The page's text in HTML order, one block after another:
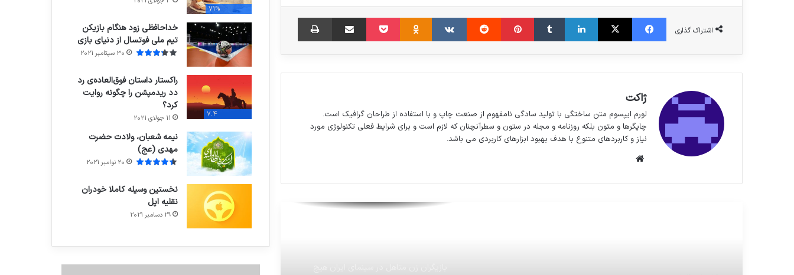
اشتراک گذاری
فیس بوک X لینکدین ‫تامبلر ‫پین‌ترست ‫رددیت ‫VKontakte
‫Odnoklassniki
پاکت اشتراک گذاری از طریق ایمیل چاپ
ژاکت
لورم ایپسوم متن ساختگی با تولید سادگی نامفهوم از صنعت چاپ و با استفاده از طراحان گرافیک است.
چاپگرها و متون بلکه روزنامه و مجله در ستون و سطرآنچنان که لازم است و برای شرایط فعلی تکنولوژی مورد
نیاز و کاربردهای متنوع با هدف بهبود ابزارهای کاربردی می باشد.
پیشنهاد لاریجانی به سران قوا برای محرمانه
تذکر ستاد انتخابات کشور به صداوسیما
قیمت ۲۰۰ بیت کوین می فروشد
71%
خداحافظی زود هنگام بازیکن
تیم ملی فوتسال از دنیای بازی
30 سپتامبر 2021
7.4
راکستار داستان فوق‌العاده‌ی رد
دد ریدمپشن را چگونه روایت
کرد؟
11 جولای 2021
نیمه شعبان، ولادت حضرت
مهدی (عج)
20 نوامبر 2021
نخستین وسیله کاملا خودران
نقلیه اپل
29 دسامبر 2021